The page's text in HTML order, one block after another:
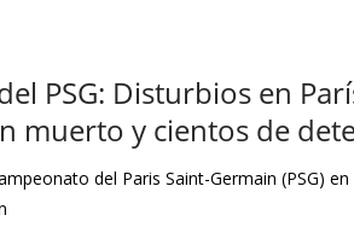
PSG: Disturbios en
muerto y cientos de
del Paris Saint-Germain (PSG)